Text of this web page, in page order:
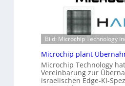
t
o
n
e
ü
b
e
r
Bild: Microchip Technology
Microchip plant
Microchip Technology
Vereinbarung zur
israelischen Edge-KI-